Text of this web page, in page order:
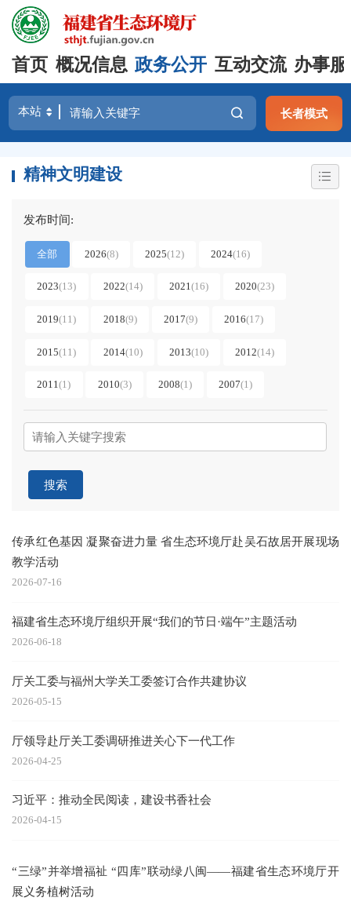
首页 概况信息 政务公开 互动交流 办事
长者模式
精神文明建设
发布时间:
全部 2026(8) 2025(12) 2024(16)
2023(13) 2022(14) 2021(16) 2020(23)
2019(11) 2018(9) 2017(9) 2016(17)
2015(11) 2014(10) 2013(10) 2012(14)
2011(1) 2010(3) 2008(1) 2007(1)
搜索
传承红色基因 凝聚奋进力量 省生态环境厅赴吴石故居开展现场
教学活动
2026-07-16
福建省生态环境厅组织开展“我们的节日·端午”主题活动
2026-06-18
厅关工委与福州大学关工委签订合作共建协议
2026-05-15
厅领导赴厅关工委调研推进关心下一代工作
2026-04-25
习近平：推动全民阅读，建设书香社会
2026-04-15
“三绿”并举增福祉 “四库”联动绿八闽——福建省生态环境厅开
展义务植树活动